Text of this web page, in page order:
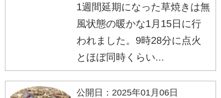
1週間延期になった草焼きは無
風状態の暖かな1月15日に行
われました。9時28分に点火
とほぼ同時くらい...
公開日：2025年01月06日